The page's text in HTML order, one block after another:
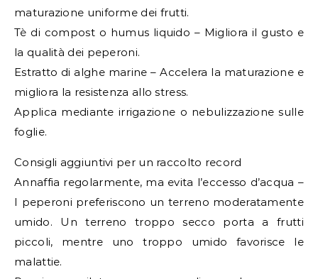
maturazione uniforme dei frutti.
Tè di compost o humus liquido – Migliora il gusto e
la qualità dei peperoni.
Estratto di alghe marine – Accelera la maturazione e
migliora la resistenza allo stress.
Applica mediante irrigazione o nebulizzazione sulle
foglie.
Consigli aggiuntivi per un raccolto record
Annaffia regolarmente, ma evita l’eccesso d’acqua –
I peperoni preferiscono un terreno moderatamente
umido. Un terreno troppo secco porta a frutti
piccoli, mentre uno troppo umido favorisce le
malattie.